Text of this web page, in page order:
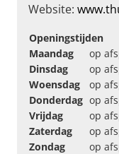
Website:
Openingstijden
Maandag
op
Dinsdag
op
Woensdag
op
Donderdag op
Vrijdag
op
Zaterdag
op
Zondag
op